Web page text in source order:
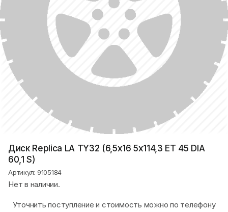
Диск Replica LA TY32 (6,5х16 5x114,3 ET 45 DIA
60,1 S)
Артикул: 9105184
Нет в наличии.
Уточнить поступление и стоимость можно по телефону